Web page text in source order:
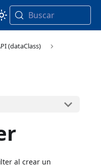
Buscar
(dataClass)
al crear un